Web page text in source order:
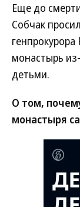
Еще до
Собчак
монастырь
детьми.
О том,
монастыря